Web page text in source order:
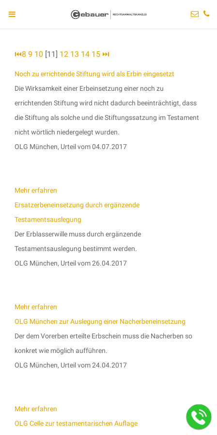
⏮8 9 10 [11] 12 13 14 15 ⏭
Noch zu errichtende Stiftung wird als Erbin eingesetzt
Die Wirksamkeit einer Erbeinsetzung einer noch zu
errichtenden Stiftung wird nicht dadurch beeinträchtigt, dass
die Stiftung als solche und die Stiftungssatzung im Testament
nicht wörtlich niedergelegt wurden.
OLG München, Urteil vom 04.07.2017
Mehr erfahren
Ersatzerbeneinsetzung durch ergänzende
Testamentsauslegung
Der Erblasserwille muss durch ergänzende
Testamentsauslegung bestimmt werden.
OLG München, Urteil vom 26.04.2017
Mehr erfahren
OLG München zur Auslegung einer Nacherbeneinsetzung
Der dem Vorerben erteilte Erbschein muss die Nacherben so
konkret wie möglich aufführen.
OLG München, Urteil vom 24.04.2017
Mehr erfahren
OLG Celle zur testamentarischen Auflage